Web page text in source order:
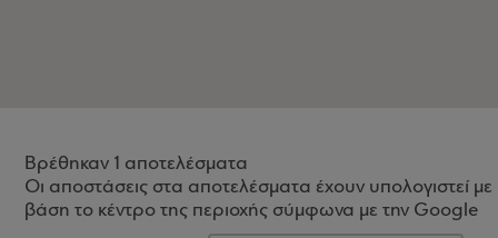
Βρέθηκαν 1 αποτελέσματα
Οι αποστάσεις στα αποτελέσματα έχουν υπολογιστεί με
βάση το κέντρο της περιοχής σύμφωνα με την Google